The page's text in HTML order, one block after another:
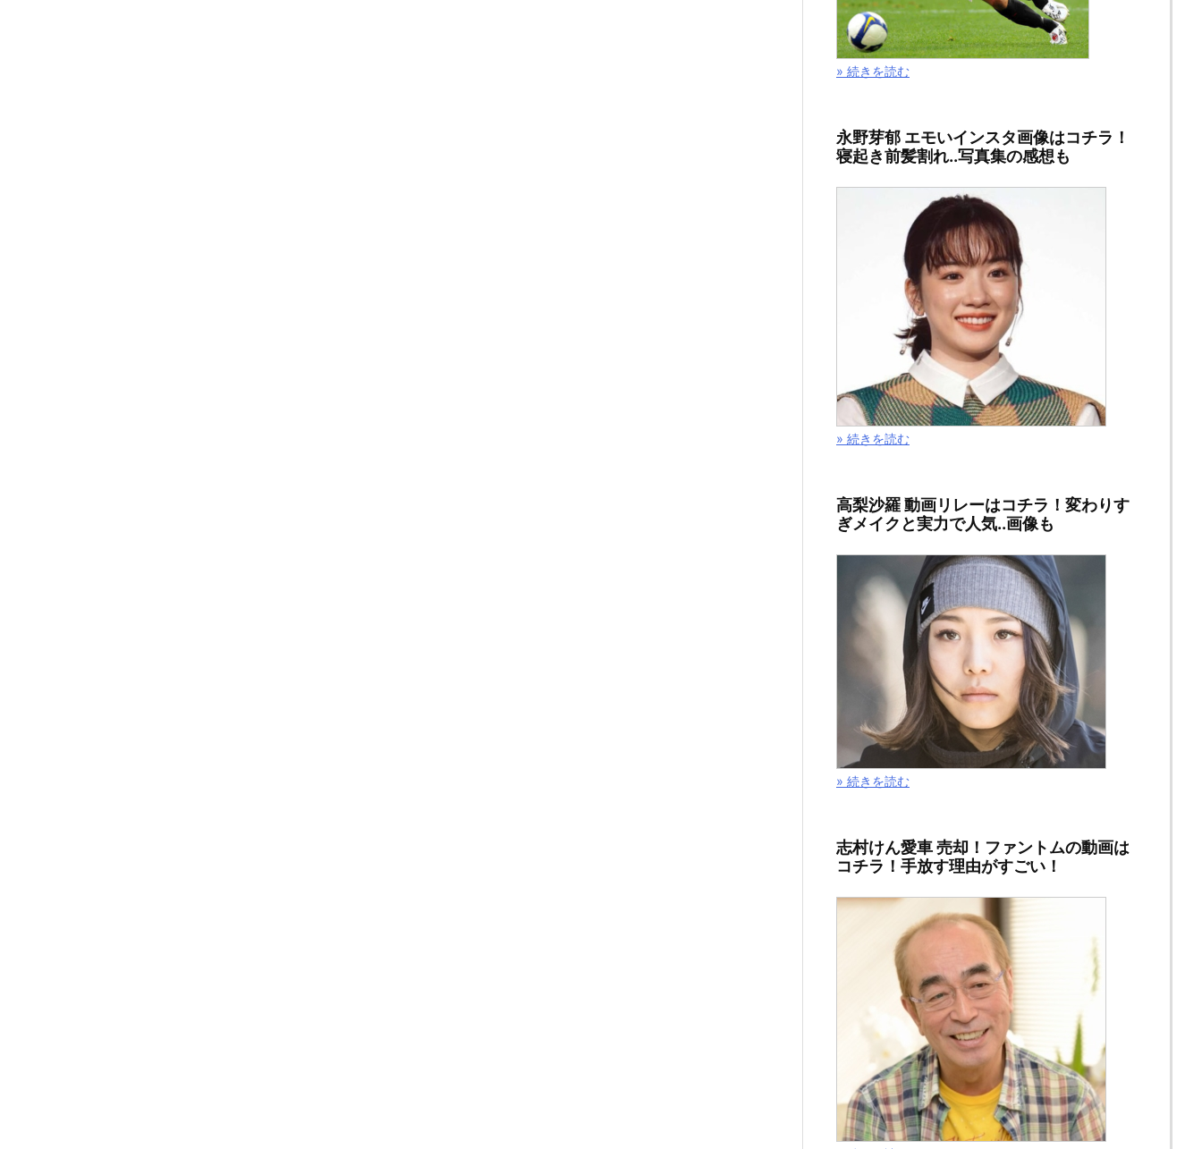
» 続きを読む
永野芽郁 エモいインスタ画像はコチラ！
寝起き前髪割れ..写真集の感想も
» 続きを読む
高梨沙羅 動画リレーはコチラ！変わりす
ぎメイクと実力で人気..画像も
» 続きを読む
志村けん愛車 売却！ファントムの動画は
コチラ！手放す理由がすごい！